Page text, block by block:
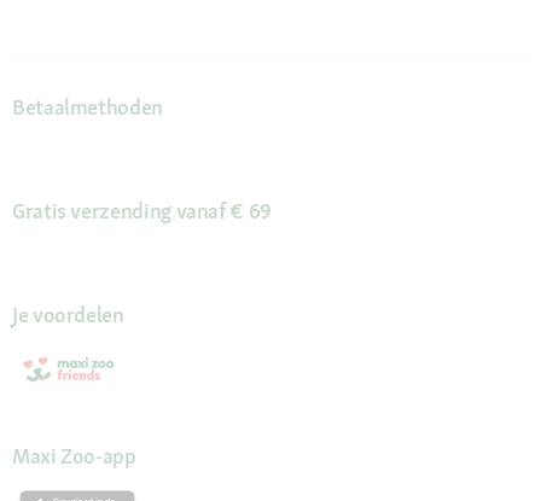
Betaalmethoden
Gratis verzending vanaf € 69
Je voordelen
Maxi Zoo-app